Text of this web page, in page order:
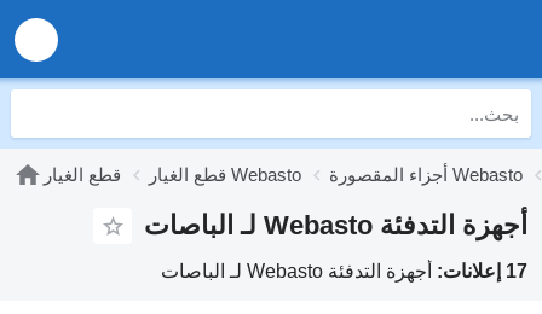
قطع الغيار قطع الغيار Webasto أجزاء المقصورة Webasto
أجهزة التدفئة Webasto لـ الباصات
17 إعلانات: أجهزة التدفئة Webasto لـ الباصات